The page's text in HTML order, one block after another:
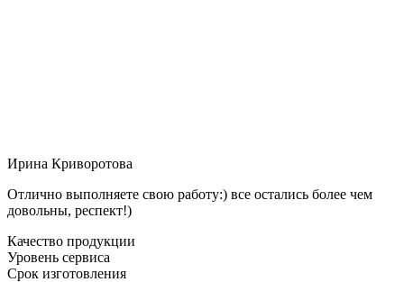
Ирина Криворотова
Отлично выполняете свою работу:) все остались более чем
довольны, респект!)
Качество продукции
Уровень сервиса
Срок изготовления